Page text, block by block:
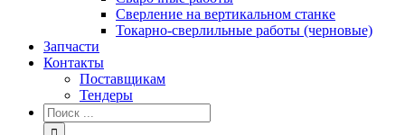
Сверление на вертикальном станке
Токарно-сверлильные работы (черновые)
Запчасти
Контакты
Поставщикам
Тендеры
Результат
поиска: